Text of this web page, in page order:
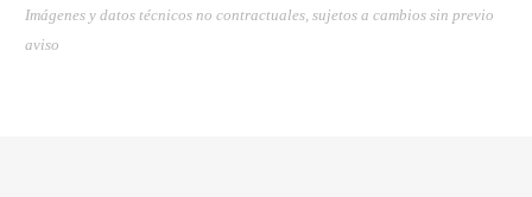
Imágenes y datos técnicos no contractuales, sujetos a cambios sin previo
aviso